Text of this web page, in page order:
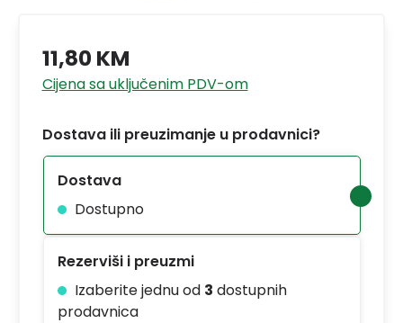
11,80 KM
Cijena sa uključenim PDV-om
Dostava ili preuzimanje u prodavnici?
Dostava
Dostupno
Rezerviši i preuzmi
Izaberite jednu od 3 dostupnih
prodavnica